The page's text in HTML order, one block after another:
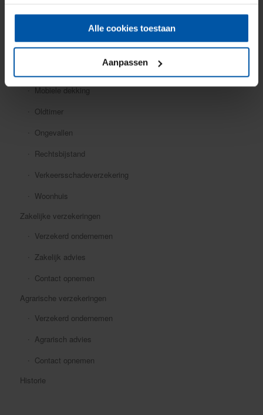
Alle cookies toestaan
Aanpassen
Inboedel
Mobiele dekking
Oldtimer
Ongevallen
Rechtsbijstand
Verkeersschadeverzekering
Woonhuis
Zakelijke verzekeringen
Verzekerd ondernemen
Zakelijk advies
Contact opnemen
Agrarische verzekeringen
Verzekerd ondernemen
Agrarisch advies
Contact opnemen
Historie